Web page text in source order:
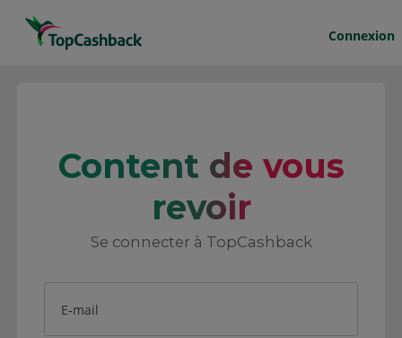
Connexion
Content de vous
revoir
Se connecter à TopCashback
E-mail